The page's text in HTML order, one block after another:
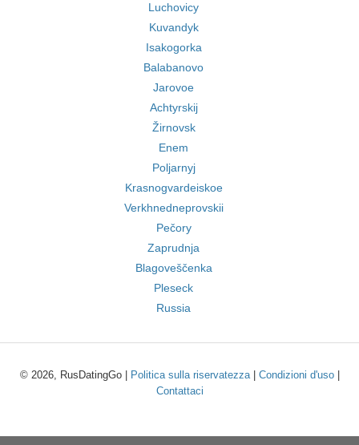
Luchovicy
Kuvandyk
Isakogorka
Balabanovo
Jarovoe
Achtyrskij
Žirnovsk
Enem
Poljarnyj
Krasnogvardeiskoe
Verkhnedneprovskii
Pečory
Zaprudnja
Blagoveščenka
Pleseck
Russia
© 2026, RusDatingGo | Politica sulla riservatezza| Condizioni d'uso|
Contattaci